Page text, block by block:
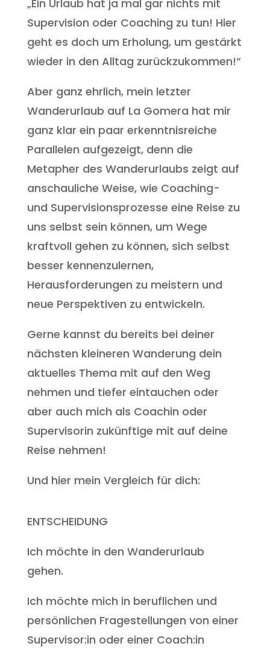
„Ein Urlaub hat ja mal gar nichts mit
Supervision oder Coaching zu tun! Hier
geht es doch um Erholung, um gestärkt
wieder in den Alltag zurückzukommen!“
Aber ganz ehrlich, mein letzter
Wanderurlaub auf La Gomera hat mir
ganz klar ein paar erkenntnisreiche
Parallelen aufgezeigt, denn die
Metapher des Wanderurlaubs zeigt auf
anschauliche Weise, wie Coaching-
und Supervisionsprozesse eine Reise zu
uns selbst sein können, um Wege
kraftvoll gehen zu können, sich selbst
besser kennenzulernen,
Herausforderungen zu meistern und
neue Perspektiven zu entwickeln.
Gerne kannst du bereits bei deiner
nächsten kleineren Wanderung dein
aktuelles Thema mit auf den Weg
nehmen und tiefer eintauchen oder
aber auch mich als Coachin oder
Supervisorin zukünftige mit auf deine
Reise nehmen!
Und hier mein Vergleich für dich:
ENTSCHEIDUNG
Ich möchte in den Wanderurlaub
gehen.
Ich möchte mich in beruflichen und
persönlichen Fragestellungen von einer
Supervisor:in oder einer Coach:in